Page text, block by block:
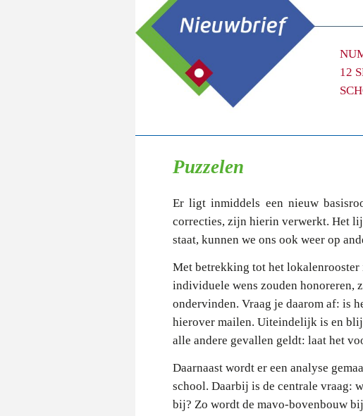
12
Puzzelen
Er ligt inmiddels een nieuw
correcties, zijn hierin verwerkt. Het
staat, kunnen we ons ook weer op
Met betrekking tot het lokalenrooster
individuele wens zouden honoreren,
ondervinden. Vraag je daarom af: is
hierover mailen. Uiteindelijk is en
alle andere gevallen geldt: laat het
Daarnaast wordt er een analyse
school. Daarbij is de centrale vraag:
bij? Zo wordt de mavo-bovenbouw